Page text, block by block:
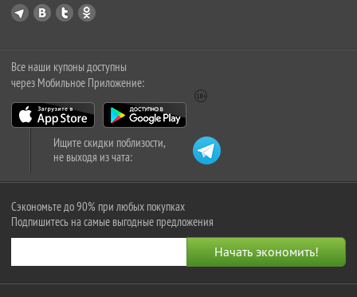
Все наши купоны доступны
через Мобильное Приложение:
Ищите скидки поблизости,
не выходя из чата:
Сэкономьте до 90% при любых покупках
Подпишитесь на самые выгодные предложения